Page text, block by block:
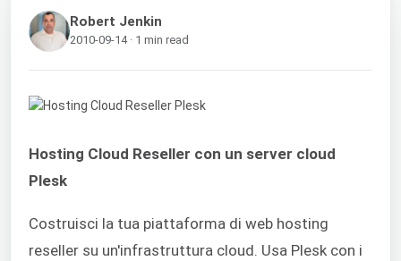
Robert Jenkin
2010-09-14 · 1 min read
Hosting Cloud Reseller con un server cloud
Plesk
Costruisci la tua piattaforma di web hosting
reseller su un'infrastruttura cloud. Usa Plesk con i